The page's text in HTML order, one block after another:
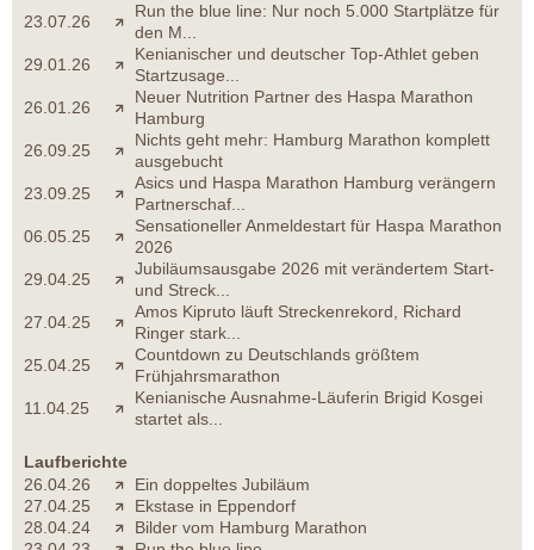
23.07.26
Run the blue line: Nur noch 5.000 Startplätze für
den M...
29.01.26
Kenianischer und deutscher Top-Athlet geben
Startzusage...
26.01.26
Neuer Nutrition Partner des Haspa Marathon
Hamburg
26.09.25
Nichts geht mehr: Hamburg Marathon komplett
ausgebucht
23.09.25
Asics und Haspa Marathon Hamburg verängern
Partnerschaf...
06.05.25
Sensationeller Anmeldestart für Haspa Marathon
2026
29.04.25
Jubiläumsausgabe 2026 mit verändertem Start-
und Streck...
27.04.25
Amos Kipruto läuft Streckenrekord, Richard
Ringer stark...
25.04.25
Countdown zu Deutschlands größtem
Frühjahrsmarathon
11.04.25
Kenianische Ausnahme-Läuferin Brigid Kosgei
startet als...
Laufberichte
26.04.26
Ein doppeltes Jubiläum
27.04.25
Ekstase in Eppendorf
28.04.24
Bilder vom Hamburg Marathon